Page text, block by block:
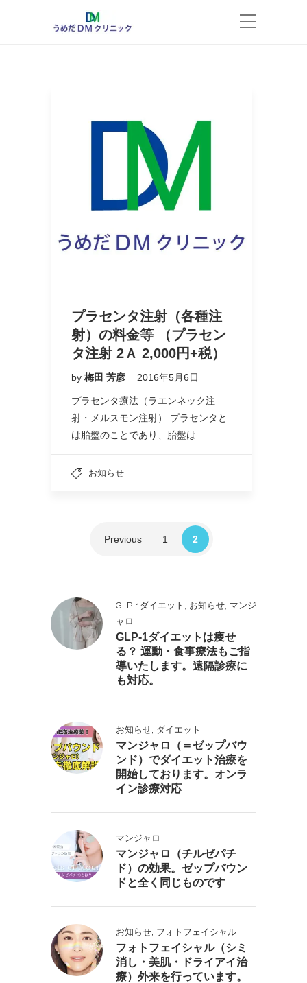
プラセンタ注射（各種注
射）の料金等 （プラセン
タ注射 2Ａ 2,000円+税）
by 梅田 芳彦 2016年5月6日
プラセンタ療法（ラエンネック注
射・メルスモン注射） プラセンタと
は胎盤のことであり、胎盤は…
お知らせ
Previous 1 2
GLP-1ダイエット お知らせ マンジ
ャロ
GLP-1ダイエットは痩せ
る？ 運動・食事療法もご指
導いたします。遠隔診療に
も対応。
お知らせ ダイエット
マンジャロ（＝ゼップバウ
ンド）でダイエット治療を
開始しております。オンラ
イン診療対応
マンジャロ
マンジャロ（チルゼパチ
ド）の効果。ゼップバウン
ドと全く同じものです
お知らせ フォトフェイシャル
フォトフェイシャル（シミ
消し・美肌・ドライアイ治
療）外来を行っています。